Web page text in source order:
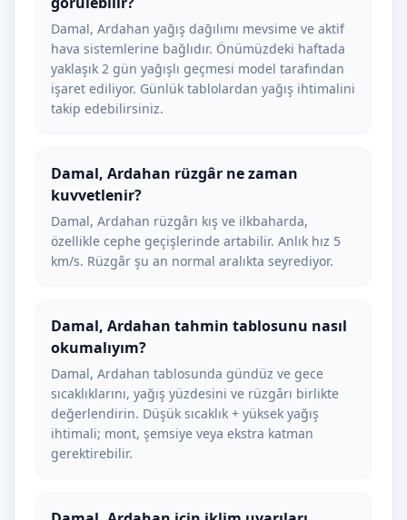
Damal, Ardahan yağış dağılımı mevsime ve aktif
hava sistemlerine bağlıdır. Önümüzdeki haftada
yaklaşık 2 gün yağışlı geçmesi model tarafından
işaret ediliyor. Günlük tablolardan yağış ihtimalini
takip edebilirsiniz.
Damal, Ardahan rüzgâr ne zaman
kuvvetlenir?
Damal, Ardahan rüzgârı kış ve ilkbaharda,
özellikle cephe geçişlerinde artabilir. Anlık hız 5
km/s. Rüzgâr şu an normal aralıkta seyrediyor.
Damal, Ardahan tahmin tablosunu nasıl
okumalıyım?
Damal, Ardahan tablosunda gündüz ve gece
sıcaklıklarını, yağış yüzdesini ve rüzgârı birlikte
değerlendirin. Düşük sıcaklık + yüksek yağış
ihtimali; mont, şemsiye veya ekstra katman
gerektirebilir.